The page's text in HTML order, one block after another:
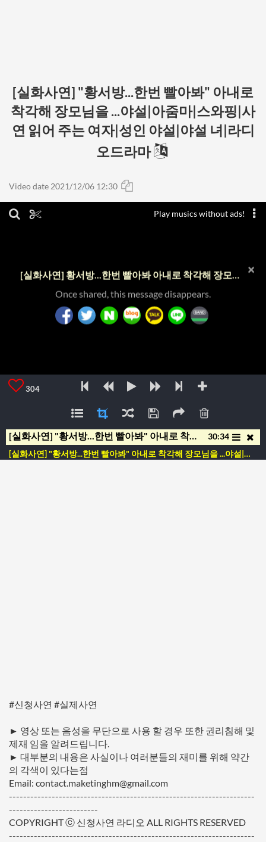
[실화사연] "황서방...한번 빨아봐" 아내로
착각해 장모님을 ...야설|아줌마|스와핑|사
연 읽어 주는 여자|성인 야설|야설 녀|라디
오드라마
Video date 2021/12/06 12:30
Play musics without ads!
×
[실화사연] 황서방...한번 빨아봐 아내로 착각해 장모님을 ...야설|아줌마|스와핑|사연 읽어 주는 여자|성인 야설|야설 녀|라디오드라마
Once shared, this message disappears.
304
30:34
[실화사연] "황서방...한번 빨아봐" 아내로 착각해 장모님을 ...야설|아줌마|스와핑|사연 읽어 주는 여자|성인 야설|야설 녀|라디오드라마
[실화사연] "황서방...한번 빨아봐" 아내로 착각해 장모님을 ...야설|아줌마|스와핑|사연 읽어 주는 여자|성인 야설|야설 녀|라디오드라마
#신청사연​ #실제사연
► 영상 또는 음성을 무단으로 사용 할 경우 또한 권리침해 및
제재 임을 알려드립니다.
► 대부분의 내용은 사실이나 여러분들의 재미를 위해 약간
의 각색이 있다는점
Email: contact.maketinghm@gmail.com
---------------------------------------------------------------------
-------------------------
COPYRIGHT ⓒ 신청사연 라디오 ALL RIGHTS RESERVED
---------------------------------------------------------------------